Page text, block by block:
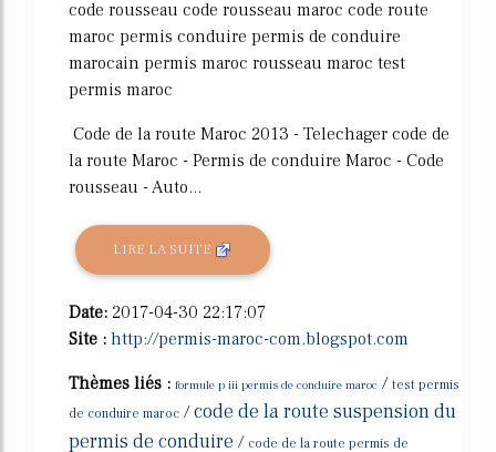
code rousseau code rousseau maroc code route
maroc permis conduire permis de conduire
marocain permis maroc rousseau maroc test
permis maroc
Code de la route Maroc 2013 - Telechager code de
la route Maroc - Permis de conduire Maroc - Code
rousseau - Auto...
LIRE LA SUITE
Date: 2017-04-30 22:17:07
Site : http://permis-maroc-com.blogspot.com
Thèmes liés : formule p iii permis de conduire maroc / test permis
de conduire maroc /code de la route suspension du
permis de conduire / code de la route permis de